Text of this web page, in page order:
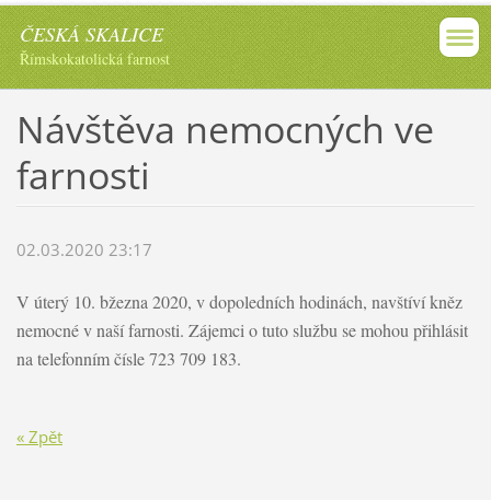
ČESKÁ SKALICE
Římskokatolická farnost
Návštěva nemocných ve
farnosti
02.03.2020 23:17
V úterý 10. bžezna 2020, v dopoledních hodinách, navštíví kněz
nemocné v naší farnosti. Zájemci o tuto službu se mohou přihlásit
na telefonním čísle 723 709 183.
« Zpět